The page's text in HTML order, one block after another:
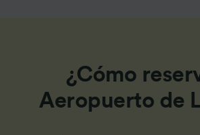
¿Cómo
Aeropuerto de